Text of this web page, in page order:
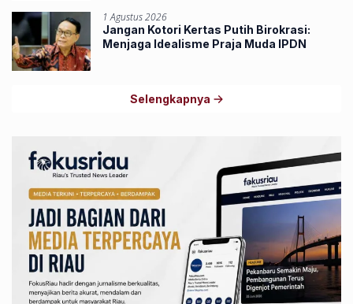
1 Agustus 2026
Jangan Kotori Kertas Putih Birokrasi:
Menjaga Idealisme Praja Muda IPDN
Selengkapnya